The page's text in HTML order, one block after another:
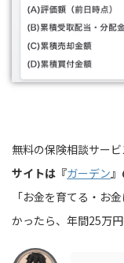
無料の保険相談サービ
サイトは『ガーデン
「お金を育てる・お
かったら、年間25万